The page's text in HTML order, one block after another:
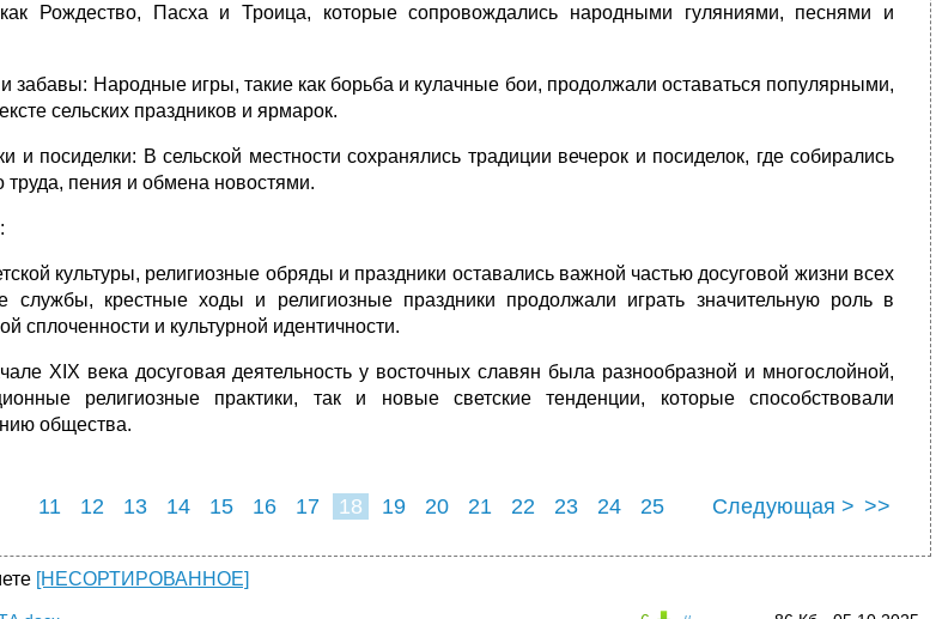
Рождество, Пасха и Троица, которые сопровождались народными гуляниями, песнями и
забавы: Народные игры, такие как борьба и кулачные бои, продолжали оставаться популярными,
сельских праздников и ярмарок.
и посиделки: В сельской местности сохранялись традиции вечерок и посиделок, где собирались
труда, пения и обмена новостями.
культуры, религиозные обряды и праздники оставались важной частью досуговой жизни всех
службы, крестные ходы и религиозные праздники продолжали играть значительную роль в
сплоченности и культурной идентичности.
XIX века досуговая деятельность у восточных славян была разнообразной и многослойной,
религиозные практики, так и новые светские тенденции, которые способствовали
общества.
11 12 13 14 15 16 17 18 19 20 21 22 23 24
25
Следующая > >>
[НЕСОРТИРОВАННОЕ]